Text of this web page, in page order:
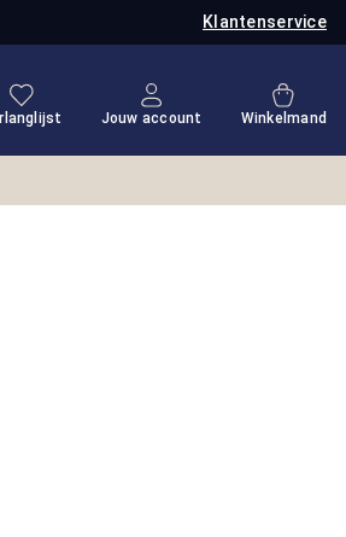
Klantenservice
Je hebt 0 items op je verlanglijstje
Jouw account Winkelmand